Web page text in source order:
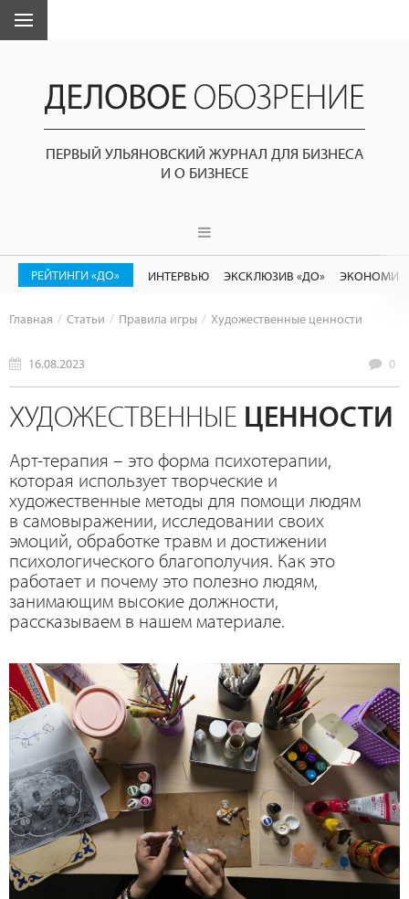
ПЕРВЫЙ УЛЬЯНОВСКИЙ ЖУРНАЛ ДЛЯ БИЗНЕСА
И О БИЗНЕСЕ
РЕЙТИНГИ «ДО» ИНТЕРВЬЮ ЭКСКЛЮЗИВ «ДО»
Главная Статьи Правила игры Художественные ценности
16.08.2023 0
ХУДОЖЕСТВЕННЫЕ ЦЕННОСТИ
Арт-терапия – это форма психотерапии,
которая использует творческие и
художественные методы для помощи людям
в самовыражении, исследовании своих
эмоций, обработке травм и достижении
психологического благополучия. Как это
работает и почему это полезно людям,
занимающим высокие должности,
рассказываем в нашем материале.